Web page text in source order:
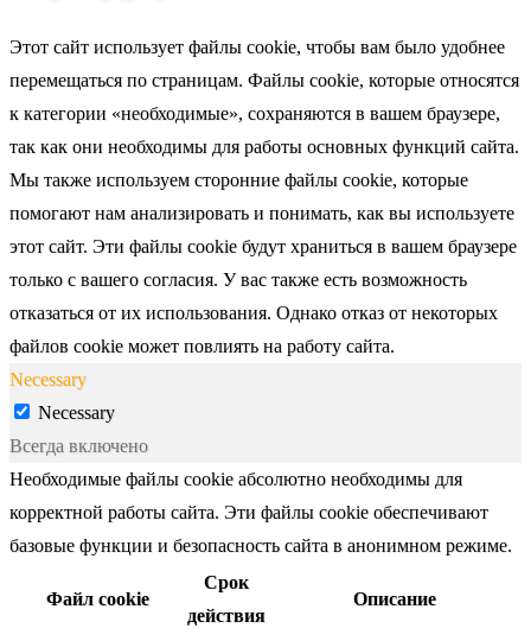
Этот сайт использует файлы cookie, чтобы вам было удобнее
перемещаться по страницам. Файлы cookie, которые относятся
к категории «необходимые», сохраняются в вашем браузере,
так как они необходимы для работы основных функций сайта.
Мы также используем сторонние файлы cookie, которые
помогают нам анализировать и понимать, как вы используете
этот сайт. Эти файлы cookie будут храниться в вашем браузере
только с вашего согласия. У вас также есть возможность
отказаться от их использования. Однако отказ от некоторых
файлов cookie может повлиять на работу сайта.
Necessary
Necessary
Всегда включено
Необходимые файлы cookie абсолютно необходимы для
корректной работы сайта. Эти файлы cookie обеспечивают
базовые функции и безопасность сайта в анонимном режиме.
Файл cookie
Срок
действия
Описание